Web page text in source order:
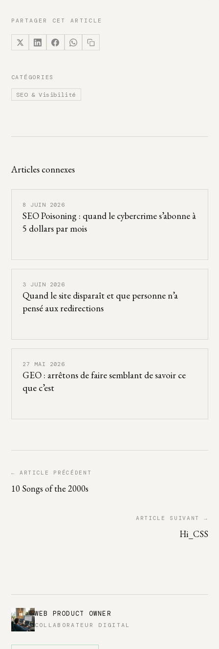
PARTAGER CET ARTICLE
CATÉGORIES
SEO & Visibilité
Articles connexes
8 JUIN 2026
SEO Poisoning : quand le cybercrime s’abonne à
5 dollars par mois
3 JUIN 2026
Quand le site disparaît et que personne n’a
pensé aux redirections
27 MAI 2026
GEO : arrêtons de faire semblant de savoir ce
que c’est
← ARTICLE PRÉCÉDENT
10 Songs of the 2000s
ARTICLE SUIVANT →
Hi_CSS
WEB PRODUCT OWNER
COLLABORATEUR DIGITAL